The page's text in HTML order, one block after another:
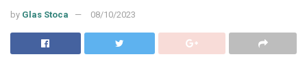
by Glas Stoca 08/10/2023